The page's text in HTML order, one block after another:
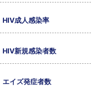
HIV成人感染率
HIV新規感染者数
エイズ発症者数